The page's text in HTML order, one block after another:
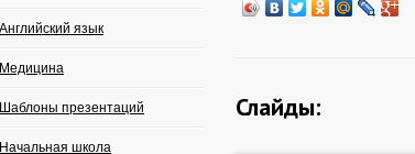
Английский язык
Медицина
Шаблоны презентаций
Начальная школа
Слайды: